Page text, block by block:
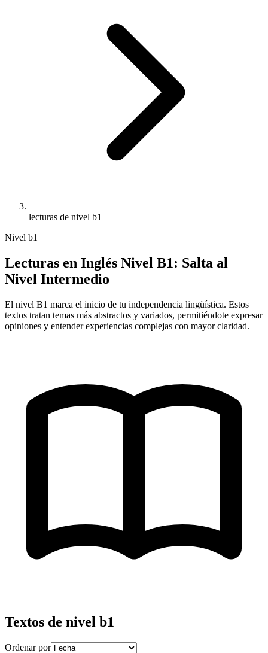
lecturas de nivel b1
Nivel b1
Lecturas en Inglés Nivel B1: Salta al
Nivel Intermedio
El nivel B1 marca el inicio de tu independencia lingüística. Estos
textos tratan temas más abstractos y variados, permitiéndote expresar
opiniones y entender experiencias complejas con mayor claridad.
Textos de nivel b1
Ordenar por